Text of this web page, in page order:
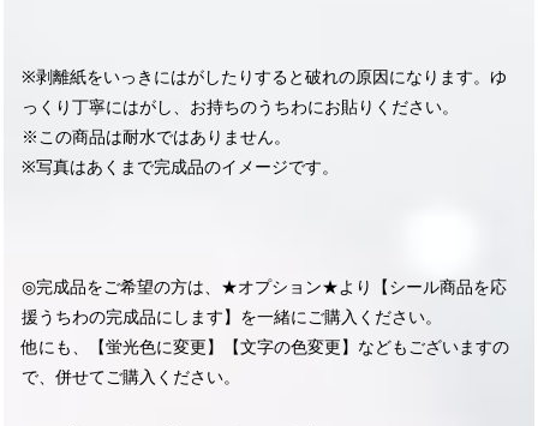
※剥離紙をいっきにはがしたりすると破れの原因になります。ゆ
っくり丁寧にはがし、お持ちのうちわにお貼りください。
※この商品は耐水ではありません。
※写真はあくまで完成品のイメージです。
◎完成品をご希望の方は、★オプション★より【シール商品を応
援うちわの完成品にします】を一緒にご購入ください。
他にも、【蛍光色に変更】【文字の色変更】などもございますの
で、併せてご購入ください。